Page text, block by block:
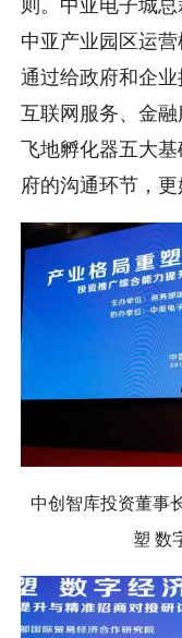
则。中亚电子城
中亚产业园区运
通过给政府和企业
互联网服务、金
飞地孵化器五大
府的沟通环节，更
中创智库投资董事
塑 数